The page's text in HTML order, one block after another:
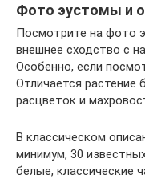
Фото эустомы и
Посмотрите на фото
внешнее сходство с
Особенно, если
Отличается растение
расцветок и
В классическом
минимум, 30
белые, классические